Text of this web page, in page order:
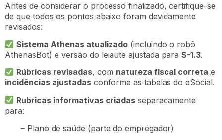
Antes de considerar o processo finalizado, certifique-se
de que todos os pontos abaixo foram devidamente
revisados:
Sistema Athenas atualizado (incluindo o robô
AthenasBot) e versão do leiaute ajustada para S-1.3.
Rúbricas revisadas, com natureza fiscal correta e
incidências ajustadas conforme as tabelas do eSocial.
Rubricas informativas criadas separadamente
para:
– Plano de saúde (parte do empregador)